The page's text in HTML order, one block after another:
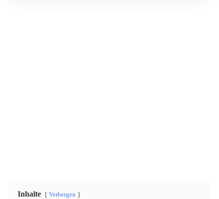
Inhalte Verbergen